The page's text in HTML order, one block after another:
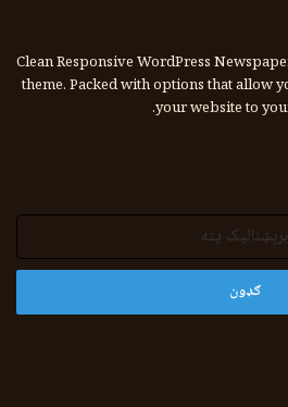
Clean Responsive WordPress
theme. Packed with options that allow
your website to